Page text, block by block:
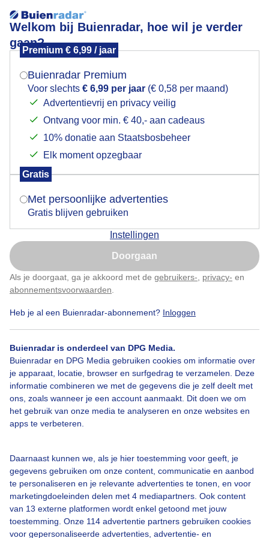
Welkom bij Buienradar, hoe wil je verder
gaan?
Premium € 6,99 / jaar
Buienradar Premium
Voor slechts € 6,99 per jaar (€ 0,58 per maand)
Advertentievrij en privacy veilig
Ontvang voor min. € 40,- aan cadeaus
10% donatie aan Staatsbosbeheer
Elk moment opzegbaar
Gratis
Met persoonlijke advertenties
Gratis blijven gebruiken
Instellingen
Doorgaan
Als je doorgaat, ga je akkoord met de gebruikers- privacy- en
abonnementsvoorwaarden
Heb je al een Buienradar-abonnement? Inloggen
Buienradar is onderdeel van DPG Media.
Buienradar en DPG Media gebruiken cookies om informatie over
je apparaat, locatie, browser en surfgedrag te verzamelen. Deze
informatie combineren we met de gegevens die je zelf deelt met
ons, zoals wanneer je een account aanmaakt. Dit doen we om
het gebruik van onze media te analyseren en onze websites en
apps te verbeteren.
Daarnaast kunnen we, als je hier toestemming voor geeft, je
gegevens gebruiken om onze content, communicatie en aanbod
te personaliseren en je relevante advertenties te tonen, en voor
marketingdoeleinden delen met 4 mediapartners. Ook content
van 13 externe platformen wordt enkel getoond met jouw
toestemming. Onze 114 advertentie partners gebruiken cookies
voor gepersonaliseerde advertenties, advertentie- en
Bosanemoon
Bosanemoon Bloem Bloemetje Voorjaar Lente Natuur
Door: Sandra Romijn Gemaakt: 20-03-2025, 95x bekeken
Bekijk slideshow
Een moment geduld aub...
Mogen we je locatie gebruiken voor het
Indien je hier nog geen akkoord op hebt gegeven,
verschijnt er zo een pop-up uit je browser waarin
Is goed, toon de popup
Nu niet, misschien later
Klik hierom dit aan te passen